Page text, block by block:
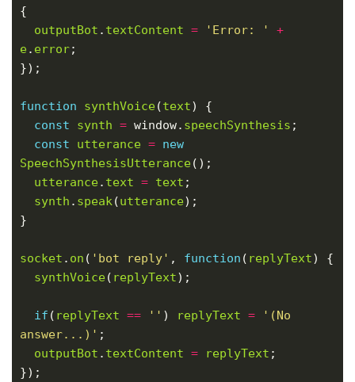
outputBot . textContent = 'Error: '
+
e. error
function synthVoice(text
const
synth = window. speechSynthesis
const
utterance = new
SpeechSynthesisUtterance
utterance. text = text
synth . speak(utterance
socket . on ( 'bot reply' , function ( replyText
synthVoice( replyText
if ( replyText == '' ) replyText =
'(No
answer...)'
outputBot . textContent = replyText